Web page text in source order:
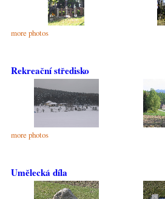
more photos
Rekreační středisko
more photos
Umělecká díla